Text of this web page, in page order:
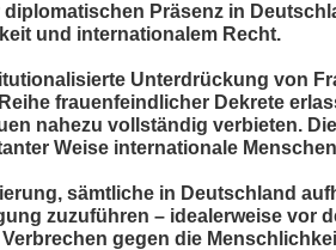
Präsenz in
und internationalem Recht.
Unterdrückung von
frauenfeindlicher Dekrete
nahezu vollständig verbieten.
Weise internationale
sämtliche in Deutschland
zuzuführen – idealerweise vor
gegen die